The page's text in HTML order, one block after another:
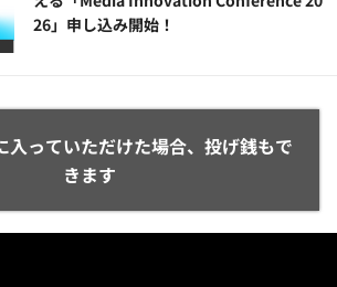
26」申し込み開始！
入っていただけた場合、投げ銭もで
きます